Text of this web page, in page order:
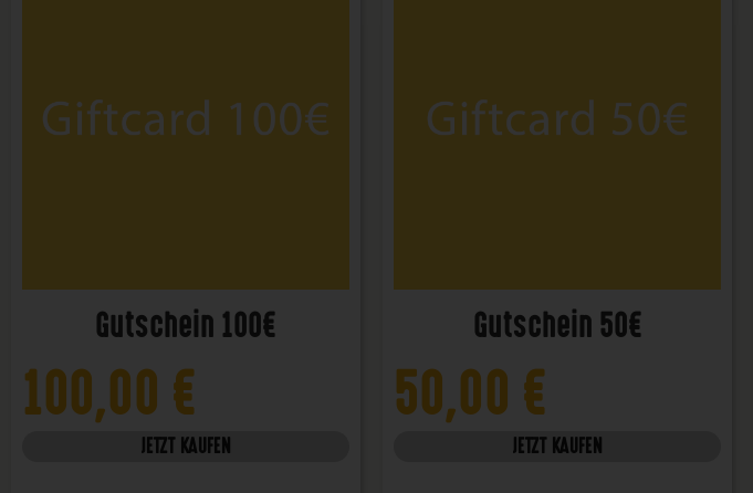
Gutschein 100€
100,00 €
JETZT KAUFEN
Gutschein 50€
50,00 €
JETZT KAUFEN